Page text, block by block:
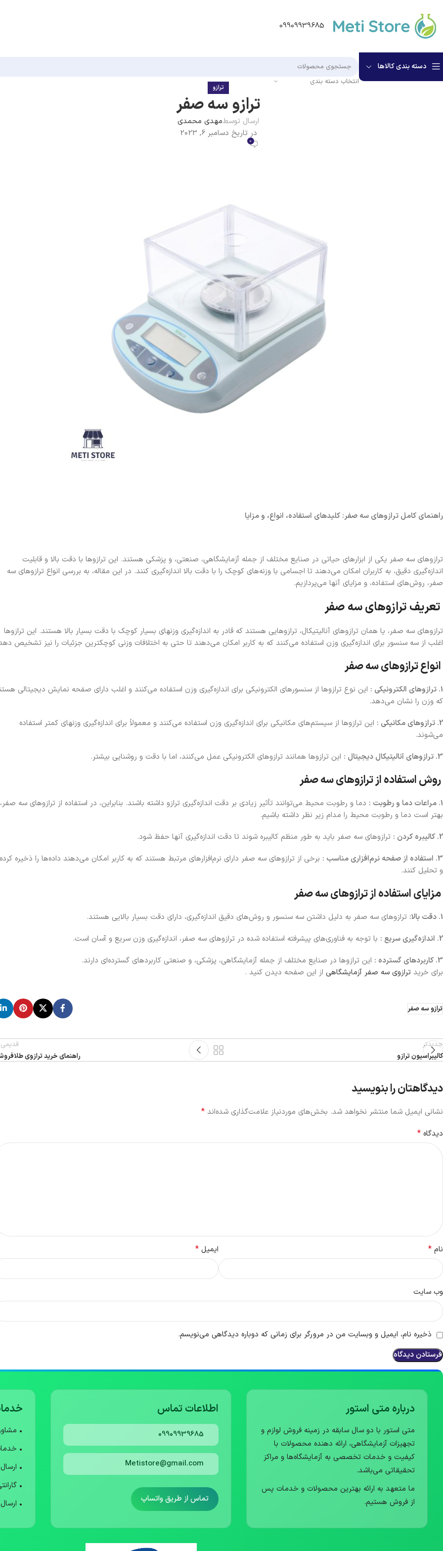
09909939685
دسته بندی کالاها
انتخاب دسته بندی
ترازو
ترازو سه صفر
ارسال توسطمهدی محمدی
در تاریخ دسامبر 6, 2023
0
راهنمای کامل ترازوهای سه صفر: کلیدهای استفاده، انواع، و مزایا
ترازوهای سه صفر یکی از ابزارهای حیاتی در صنایع مختلف از جمله آزمایشگاهی، صنعتی، و پزشکی هستند. این ترازوها با دقت بالا و قابلیت
اندازه‌گیری دقیق، به کاربران امکان می‌دهند تا اجسامی با وزنه‌های کوچک را با دقت بالا اندازه‌گیری کنند. در این مقاله، به بررسی انواع ترازوهای سه
صفر، روش‌های استفاده، و مزایای آنها می‌پردازیم.
تعریف ترازوهای سه صفر
ترازوهای سه صفر، یا همان ترازوهای آنالیتیکال، ترازوهایی هستند که قادر به اندازه‌گیری وزنهای بسیار کوچک با دقت بسیار بالا هستند. این ترازوها
اغلب از سه سنسور برای اندازه‌گیری وزن استفاده می‌کنند که به کاربر امکان می‌دهند تا حتی به اختلافات وزنی کوچکترین جزئیات را نیز تشخیص
انواع ترازوهای سه صفر
1. ترازوهای الکترونیکی :
این نوع ترازوها از سنسورهای الکترونیکی برای اندازه‌گیری وزن استفاده می‌کنند و اغلب دارای صفحه نمایش دیجیتالی
که وزن را نشان می‌دهد.
2. ترازوهای مکانیکی :
این ترازوها از سیستم‌های مکانیکی برای اندازه‌گیری وزن استفاده می‌کنند و معمولاً برای اندازه‌گیری وزنهای کمتر استفاده
می‌شوند.
3. ترازوهای آنالیتیکال دیجیتال :
این ترازوها همانند ترازوهای الکترونیکی عمل می‌کنند، اما با دقت و روشنایی بیشتر.
روش استفاده از ترازوهای سه صفر
1. مراعات دما و رطوبت :
دما و رطوبت محیط می‌توانند تأثیر زیادی بر دقت اندازه‌گیری ترازو داشته باشند. بنابراین، در استفاده از ترازوهای سه صفر،
بهتر است دما و رطوبت محیط را مدام زیر نظر داشته باشیم.
2. کالیبره کردن :
ترازوهای سه صفر باید به طور منظم کالیبره شوند تا دقت اندازه‌گیری آنها حفظ شود.
3. استفاده از صفحه نرم‌افزاری مناسب :
برخی از ترازوهای سه صفر دارای نرم‌افزارهای مرتبط هستند که به کاربر امکان می‌دهند داده‌ها را ذخیره کرده
و تحلیل کنند.
مزایای استفاده از ترازوهای سه صفر
1. دقت بالا:
ترازوهای سه صفر به دلیل داشتن سه سنسور و روش‌های دقیق اندازه‌گیری، دارای دقت بسیار بالایی هستند.
2. اندازه‌گیری سریع :
با توجه به فناوری‌های پیشرفته استفاده شده در ترازوهای سه صفر، اندازه‌گیری وزن سریع و آسان است.
3. کاربردهای گسترده :
این ترازوها در صنایع مختلف از جمله آزمایشگاهی، پزشکی، و صنعتی کاربردهای گسترده‌ای دارند.
برای خرید ترازوی سه صفر آزمایشگاهی از این صفحه دیدن کنید .
ترازو سه صفر
جدیدتر
کالیبراسیون ترازو
قدیمی
راهنمای خرید ترازوی
دیدگاهتان را بنویسید
نشانی ایمیل شما منتشر نخواهد شد. بخش‌های موردنیاز علامت‌گذاری شده‌اند *
دیدگاه *
نام * ایمیل*
وب‌ سایت
ذخیره نام، ایمیل و وبسایت من در مرورگر برای زمانی که دوباره دیدگاهی می‌نویسم.
درباره متی استور
متی استور با دو سال سابقه در زمینه فروش لوازم و
تجهیزات آزمایشگاهی، ارائه دهنده محصولات با
کیفیت و خدمات تخصصی به آزمایشگاه‌ها و مراکز
تحقیقاتی می‌باشد.
ما متعهد به ارائه بهترین محصولات و خدمات پس
از فروش هستیم.
اطلاعات تماس
09909939685
Metistore@gmail.com
تماس از طریق واتساپ
•
•
•
•
•